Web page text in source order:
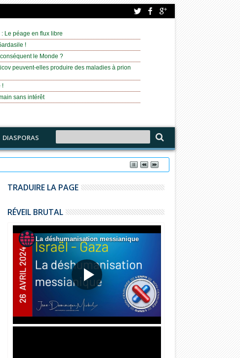
Le péage en flux libre
!
le Monde ?
peuvent-elles produire des maladies à prion
!
sans intérêt
DIASPORAS
TRADUIRE LA PAGE
RÉVEIL BRUTAL